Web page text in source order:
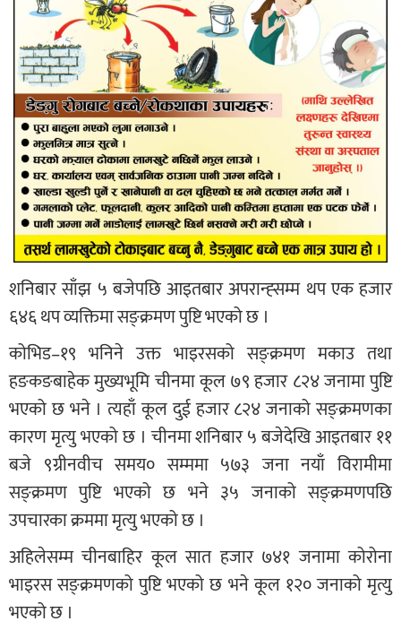
शनिबार साँझ ५ बजेपछि आइतबार अपरान्ह्सम्म थप एक हजार
६४६ थप व्यक्तिमा सङ्क्रमण पुष्टि भएको छ ।
कोभिड–१९ भनिने उक्त भाइरसको सङ्क्रमण मकाउ तथा
हङकङबाहेक मुख्यभूमि चीनमा कूल ७९ हजार ८२४ जनामा पुष्टि
भएको छ भने । त्यहाँ कूल दुई हजार ८२४ जनाको सङ्क्रमणका
कारण मृत्यु भएको छ । चीनमा शनिबार ५ बजेदेखि आइतबार ११
बजे ९ग्रीनवीच समय० सम्ममा ५७३ जना नयाँ विरामीमा
सङ्क्रमण पुष्टि भएको छ भने ३५ जनाको सङ्क्रमणपछि
उपचारका क्रममा मृत्यु भएको छ ।
अहिलेसम्म चीनबाहिर कूल सात हजार ७४१ जनामा कोरोना
भाइरस सङ्क्रमणको पुष्टि भएको छ भने कूल १२० जनाको मृत्यु
भएको छ ।